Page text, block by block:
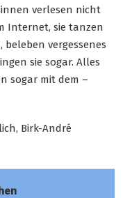
verlesen nicht
Internet, sie tanzen
vergessenes
sie sogar. Alles
sogar mit dem –
Birk-André